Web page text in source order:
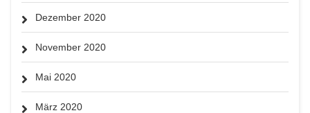
Dezember 2020
November 2020
Mai 2020
März 2020